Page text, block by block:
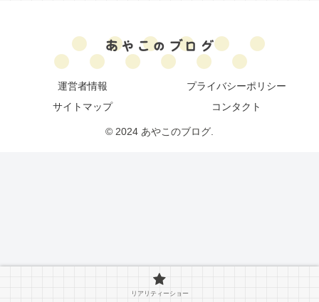
運営者情報
プライバシーポリシー
サイトマップ
コンタクト
© 2024 あやこのブログ.
リアリティーショー